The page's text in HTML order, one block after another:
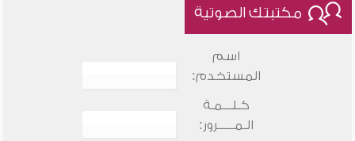
مكتبتك الصوتية
اسم
المستخدم:
كـلـــمـة
الـمـــــرور: